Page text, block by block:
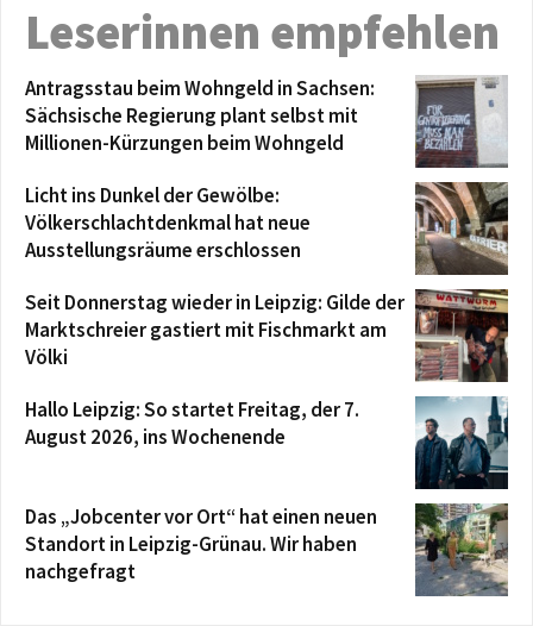
Leserinnen empfehlen
Antragsstau beim Wohngeld in Sachsen:
Sächsische Regierung plant selbst mit
Millionen-Kürzungen beim Wohngeld
Licht ins Dunkel der Gewölbe:
Völkerschlachtdenkmal hat neue
Ausstellungsräume erschlossen
Seit Donnerstag wieder in Leipzig: Gilde der
Marktschreier gastiert mit Fischmarkt am
Völki
Hallo Leipzig: So startet Freitag, der 7.
August 2026, ins Wochenende
Das „Jobcenter vor Ort“ hat einen neuen
Standort in Leipzig-Grünau. Wir haben
nachgefragt